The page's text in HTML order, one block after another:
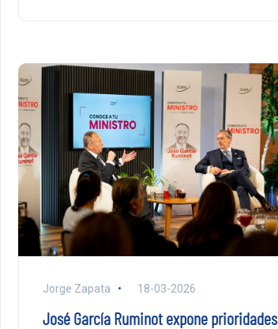
Jorge Zapata 18-03-2026
José García Ruminot expone prioridades